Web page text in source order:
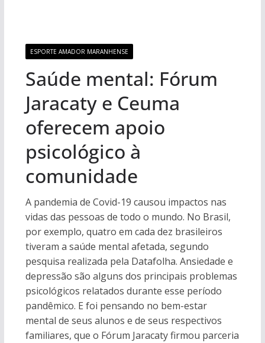
ESPORTE AMADOR MARANHENSE
Saúde mental: Fórum
Jaracaty e Ceuma
oferecem apoio
psicológico à
comunidade
A pandemia de Covid-19 causou impactos nas
vidas das pessoas de todo o mundo. No Brasil,
por exemplo, quatro em cada dez brasileiros
tiveram a saúde mental afetada, segundo
pesquisa realizada pela Datafolha. Ansiedade e
depressão são alguns dos principais problemas
psicológicos relatados durante esse período
pandêmico. E foi pensando no bem-estar
mental de seus alunos e de seus respectivos
familiares, que o Fórum Jaracaty firmou parceria